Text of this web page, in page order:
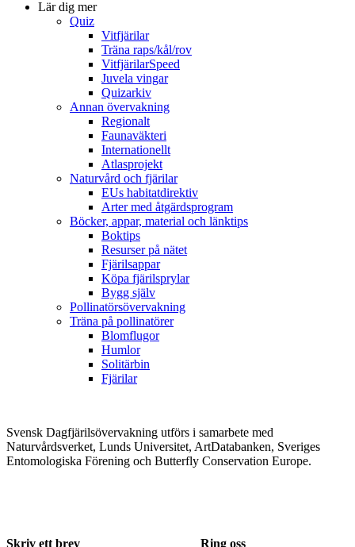
Lär dig mer
Quiz
Vitfjärilar
Träna raps/kål/rov
VitfjärilarSpeed
Juvela vingar
Quizarkiv
Annan övervakning
Regionalt
Faunaväkteri
Internationellt
Atlasprojekt
Naturvård och fjärilar
EUs habitatdirektiv
Arter med åtgärdsprogram
Böcker, appar, material och länktips
Boktips
Resurser på nätet
Fjärilsappar
Köpa fjärilsprylar
Bygg själv
Pollinatörsövervakning
Träna på pollinatörer
Blomflugor
Humlor
Solitärbin
Fjärilar
Svensk Dagfjärilsövervakning utförs i samarbete med
Naturvårdsverket, Lunds Universitet, ArtDatabanken, Sveriges
Entomologiska Förening och Butterfly Conservation Europe.
Skriv ett brev Ring oss